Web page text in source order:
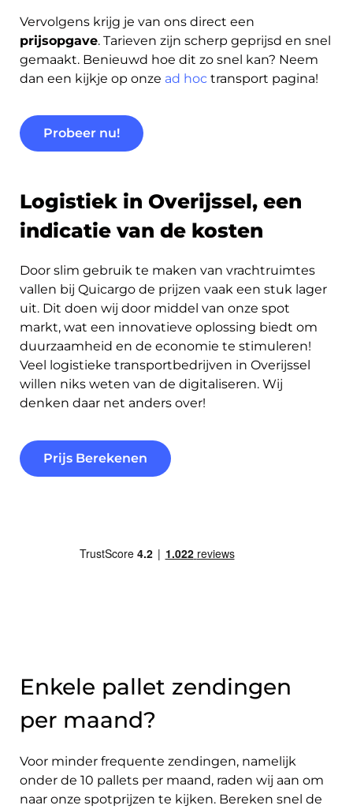
Vervolgens krijg je van ons direct een
prijsopgave. Tarieven zijn scherp geprijsd en snel
gemaakt. Benieuwd hoe dit zo snel kan? Neem
dan een kijkje op onze ad hoc transport pagina!
Probeer nu!
Logistiek in Overijssel, een
indicatie van de kosten
Door slim gebruik te maken van vrachtruimtes
vallen bij Quicargo de prijzen vaak een stuk lager
uit. Dit doen wij door middel van onze spot
markt, wat een innovatieve oplossing biedt om
duurzaamheid en de economie te stimuleren!
Veel logistieke transportbedrijven in Overijssel
willen niks weten van de digitaliseren. Wij
denken daar net anders over!
Prijs Berekenen
Enkele pallet zendingen
per maand?
Voor minder frequente zendingen, namelijk
onder de 10 pallets per maand, raden wij aan om
naar onze spotprijzen te kijken. Bereken snel de